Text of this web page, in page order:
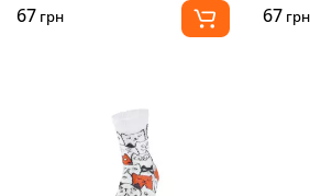
67 грн 67 грн